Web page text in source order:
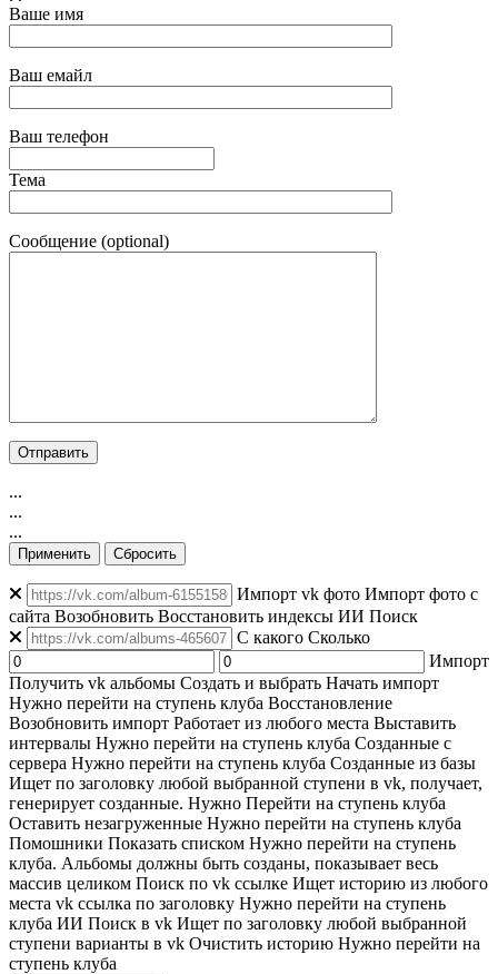
Ваше имя
Ваш емайл
Ваш телефон
Тема
Сообщение (optional)
...
...
...
Применить Сбросить
Импорт vk фото Импорт фото с
сайта Возобновить Восстановить индексы ИИ Поиск
C какого Сколько
Импорт
Получить vk альбомы Создать и выбрать Начать импорт
Нужно перейти на ступень клуба Восстановление
Возобновить импорт Работает из любого места Выставить
интервалы Нужно перейти на ступень клуба Созданные с
сервера Нужно перейти на ступень клуба Созданные из базы
Ищет по заголовку любой выбранной ступени в vk, получает,
генерирует созданные. Нужно Перейти на ступень клуба
Оставить незагруженные Нужно перейти на ступень клуба
Помошники Показать списком Нужно перейти на ступень
клуба. Альбомы должны быть созданы, показывает весь
массив целиком Поиск по vk ссылке Ищет историю из любого
места vk ссылка по заголовку Нужно перейти на ступень
клуба ИИ Поиск в vk Ищет по заголовку любой выбранной
ступени варианты в vk Очистить историю Нужно перейти на
ступень клуба